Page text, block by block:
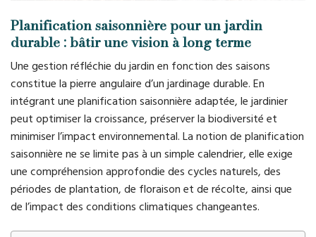
Planification saisonnière pour un jardin
durable : bâtir une vision à long terme
Une gestion réfléchie du jardin en fonction des saisons
constitue la pierre angulaire d’un jardinage durable. En
intégrant une planification saisonnière adaptée, le jardinier
peut optimiser la croissance, préserver la biodiversité et
minimiser l’impact environnemental. La notion de planification
saisonnière ne se limite pas à un simple calendrier, elle exige
une compréhension approfondie des cycles naturels, des
périodes de plantation, de floraison et de récolte, ainsi que
de l’impact des conditions climatiques changeantes.